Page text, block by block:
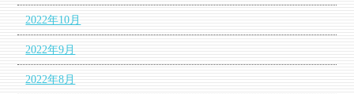
2022年10月
2022年9月
2022年8月